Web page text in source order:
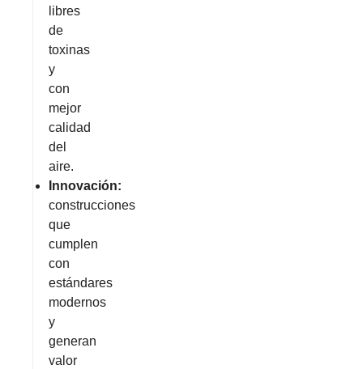
libres
de
toxinas
y
con
mejor
calidad
del
aire.
Innovación:
construcciones
que
cumplen
con
estándares
modernos
y
generan
valor